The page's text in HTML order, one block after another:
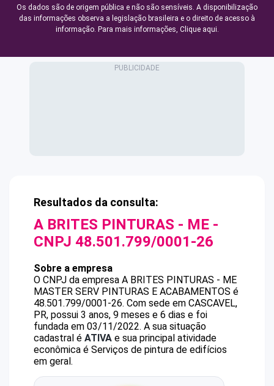
Os dados são de origem pública e não são sensíveis. A disponibilização
das informações observa a legislação brasileira e o direito de acesso à
informação. Para mais informações, Clique aqui.
Resultados da consulta:
A BRITES PINTURAS - ME -
CNPJ 48.501.799/0001-26
Sobre a empresa
O CNPJ da empresa A BRITES PINTURAS - ME
MASTER SERV PINTURAS E ACABAMENTOS é
48.501.799/0001-26. Com sede em CASCAVEL,
PR, possui 3 anos, 9 meses e 6 dias e foi
fundada em 03/11/2022. A sua situação
cadastral é ATIVA e sua principal atividade
econômica é Serviços de pintura de edifícios
em geral.